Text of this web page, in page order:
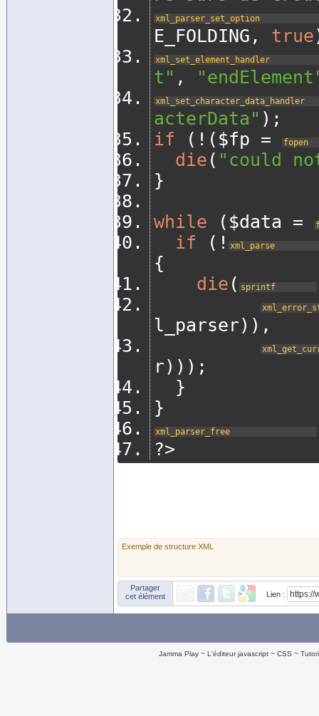
xml_parser_set_option
E_FOLDING , true
xml_set_element_handler
t" ,
xml_set_character_data_handler
acterData" );
if
(!( $fp = fopen
die ( "could
}
while
( $data =
if (! xml_parse
{
die ( sprintf
l_parser)),
r)));
}
}
xml_parser_free
?>
Exemple de structure XML
Partager
cet élément
Lien :
Jamma Play L'éditeur javascript CSS